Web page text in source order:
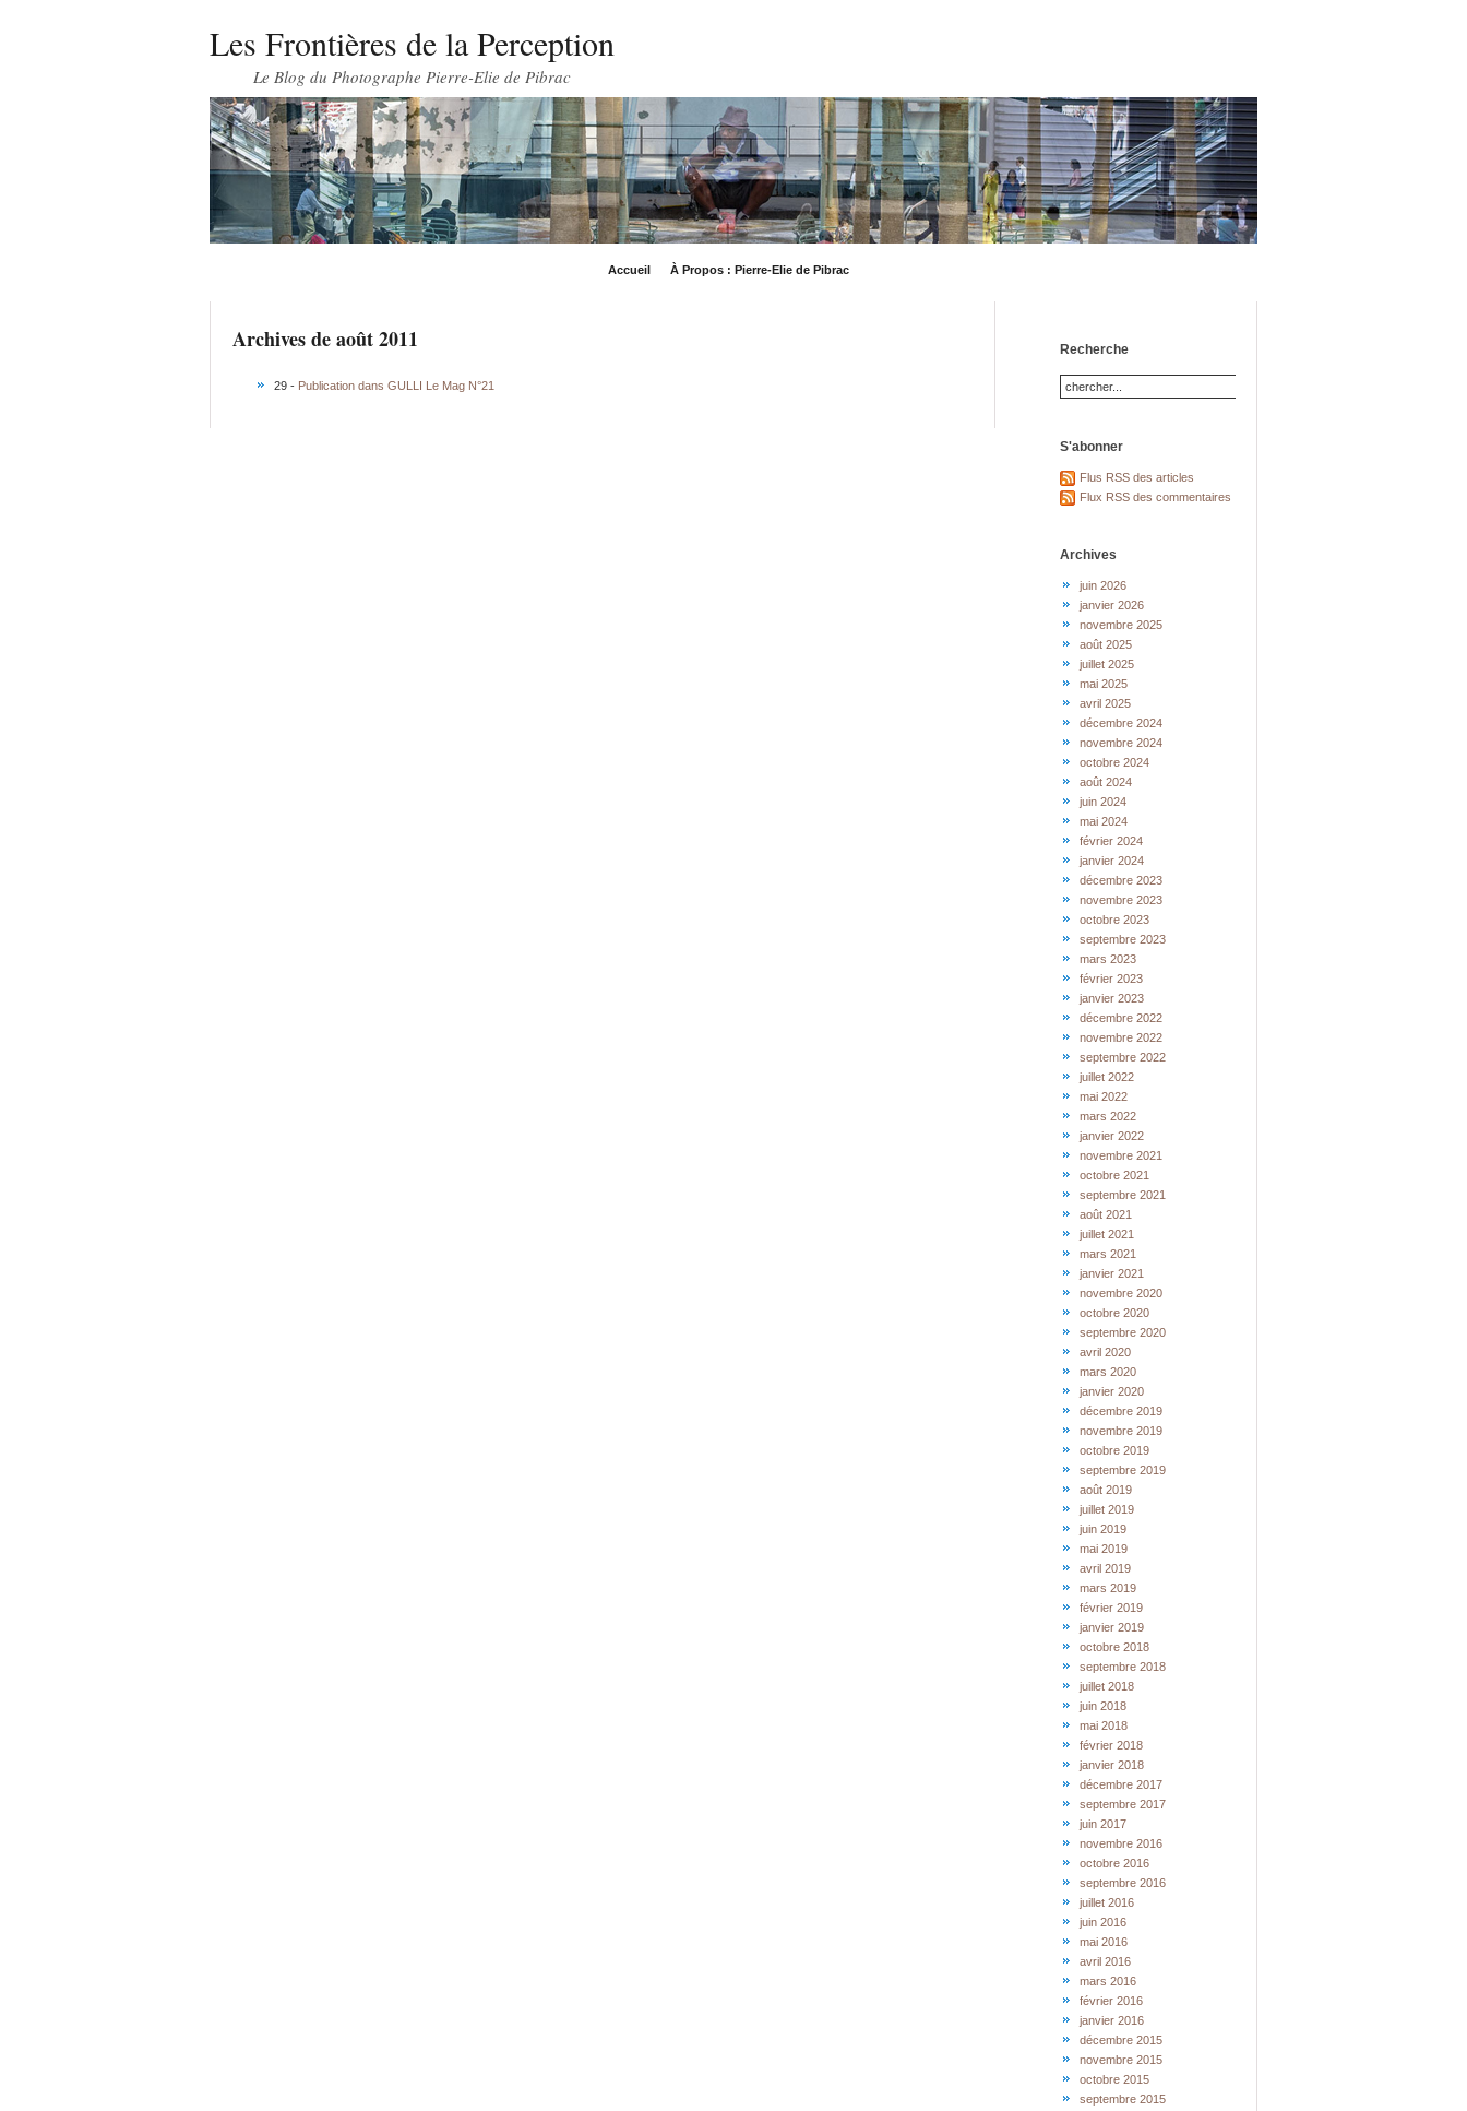
Les Frontières de la Perception
Le Blog du Photographe Pierre-Elie de Pibrac
Accueil À Propos : Pierre-Elie de Pibrac
Archives de août 2011
29 - Publication dans GULLI Le Mag N°21
Recherche
S'abonner
Flus RSS des articles
Flux RSS des commentaires
Archives
juin 2026
janvier 2026
novembre 2025
août 2025
juillet 2025
mai 2025
avril 2025
décembre 2024
novembre 2024
octobre 2024
août 2024
juin 2024
mai 2024
février 2024
janvier 2024
décembre 2023
novembre 2023
octobre 2023
septembre 2023
mars 2023
février 2023
janvier 2023
décembre 2022
novembre 2022
septembre 2022
juillet 2022
mai 2022
mars 2022
janvier 2022
novembre 2021
octobre 2021
septembre 2021
août 2021
juillet 2021
mars 2021
janvier 2021
novembre 2020
octobre 2020
septembre 2020
avril 2020
mars 2020
janvier 2020
décembre 2019
novembre 2019
octobre 2019
septembre 2019
août 2019
juillet 2019
juin 2019
mai 2019
avril 2019
mars 2019
février 2019
janvier 2019
octobre 2018
septembre 2018
juillet 2018
juin 2018
mai 2018
février 2018
janvier 2018
décembre 2017
septembre 2017
juin 2017
novembre 2016
octobre 2016
septembre 2016
juillet 2016
juin 2016
mai 2016
avril 2016
mars 2016
février 2016
janvier 2016
décembre 2015
novembre 2015
octobre 2015
septembre 2015